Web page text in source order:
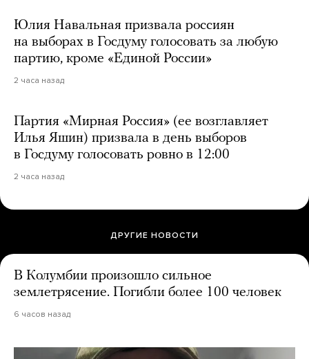
Юлия Навальная призвала россиян
на выборах в Госдуму голосовать за любую
партию, кроме «Единой России»
2 часа назад
Партия «Мирная Россия» (ее возглавляет
Илья Яшин) призвала в день выборов
в Госдуму голосовать ровно в 12:00
2 часа назад
ДРУГИЕ НОВОСТИ
В Колумбии произошло сильное
землетрясение. Погибли более 100 человек
6 часов назад